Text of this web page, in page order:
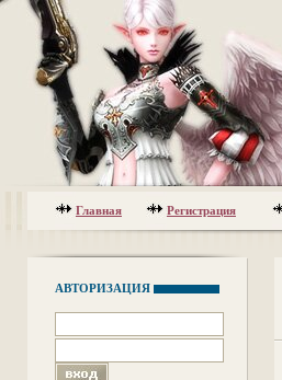
Главная Регистрация
АВТОРИЗАЦИЯ